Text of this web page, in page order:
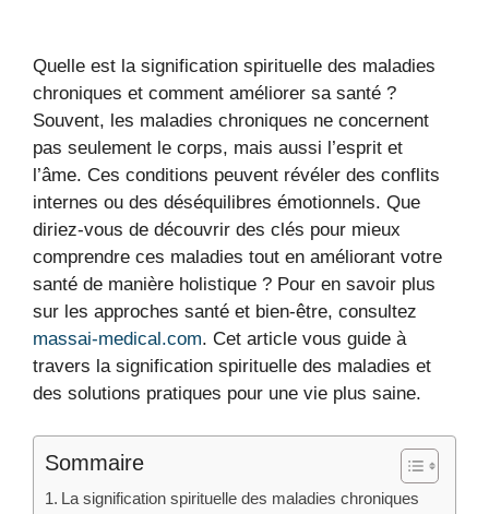
Quelle est la signification spirituelle des maladies
chroniques et comment améliorer sa santé ?
Souvent, les maladies chroniques ne concernent
pas seulement le corps, mais aussi l’esprit et
l’âme. Ces conditions peuvent révéler des conflits
internes ou des déséquilibres émotionnels. Que
diriez-vous de découvrir des clés pour mieux
comprendre ces maladies tout en améliorant votre
santé de manière holistique ? Pour en savoir plus
sur les approches santé et bien-être, consultez
massai-medical.com. Cet article vous guide à
travers la signification spirituelle des maladies et
des solutions pratiques pour une vie plus saine.
Sommaire
La signification spirituelle des maladies chroniques